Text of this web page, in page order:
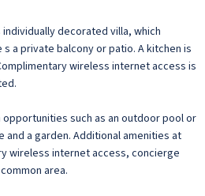
decorated villa, which
a private balcony or patio. A kitchen is
wireless internet access is
such as an outdoor pool or
a garden. Additional amenities at
wireless internet access, concierge
area.